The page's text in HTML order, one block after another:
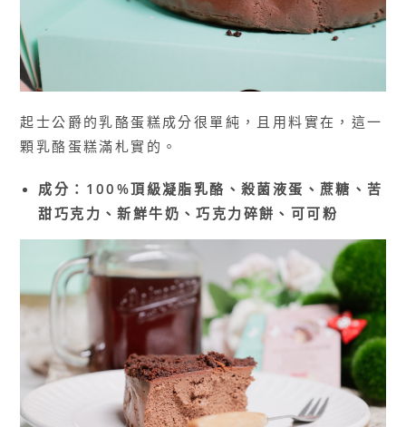
起士公爵的乳酪蛋糕成分很單純，且用料實在，這一
顆乳酪蛋糕滿札實的。
成分：100%頂級凝脂乳酪、殺菌液蛋、蔗糖、苦
甜巧克力、新鮮牛奶、巧克力碎餅、可可粉